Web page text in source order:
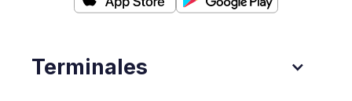
Terminales